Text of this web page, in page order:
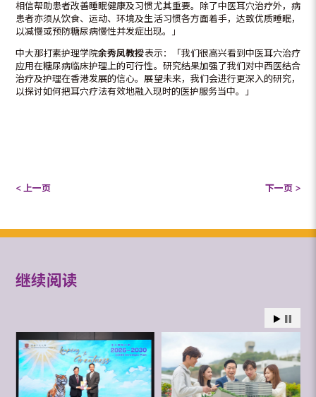
相信帮助患者改善睡眠健康及习惯尤其重要。除了中医耳穴治疗外，病
患者亦须从饮食、运动、环境及生活习惯各方面着手，达致优质睡眠，
以减慢或预防糖尿病慢性并发症出现。」
中大那打素护理学院余秀凤教授表示：「我们很高兴看到中医耳穴治疗
应用在糖尿病临床护理上的可行性。研究结果加强了我们对中西医结合
治疗及护理在香港发展的信心。展望未来，我们会进行更深入的研究，
以探讨如何把耳穴疗法有效地融入现时的医护服务当中。」
< 上一页 下一页 >
继续阅读